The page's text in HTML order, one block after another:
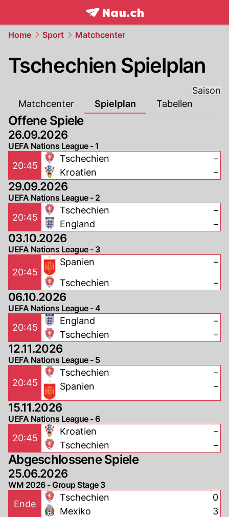
frontpage.NAU.ch
Home Sport Matchcenter
Tschechien Spielplan
Saison
Matchcenter
Spielplan Tabellen
Offene Spiele
26.09.2026
UEFA Nations League - 1
20:45
Tschechien
Kroatien
–
–
29.09.2026
UEFA Nations League - 2
20:45
Tschechien
England
–
–
03.10.2026
UEFA Nations League - 3
20:45
Spanien
Tschechien
–
–
06.10.2026
UEFA Nations League - 4
20:45
England
Tschechien
–
–
12.11.2026
UEFA Nations League - 5
20:45
Tschechien
Spanien
–
–
15.11.2026
UEFA Nations League - 6
20:45
Kroatien
Tschechien
–
–
Abgeschlossene Spiele
25.06.2026
WM 2026 - Group Stage 3
Ende
Tschechien
Mexiko
0
3